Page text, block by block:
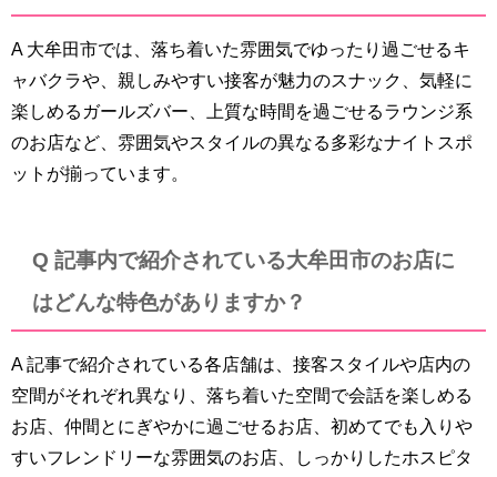
A 大牟田市では、落ち着いた雰囲気でゆったり過ごせるキ
ャバクラや、親しみやすい接客が魅力のスナック、気軽に
楽しめるガールズバー、上質な時間を過ごせるラウンジ系
のお店など、雰囲気やスタイルの異なる多彩なナイトスポ
ットが揃っています。
Q 記事内で紹介されている大牟田市のお店に
はどんな特色がありますか？
A 記事で紹介されている各店舗は、接客スタイルや店内の
空間がそれぞれ異なり、落ち着いた空間で会話を楽しめる
お店、仲間とにぎやかに過ごせるお店、初めてでも入りや
すいフレンドリーな雰囲気のお店、しっかりしたホスピタ